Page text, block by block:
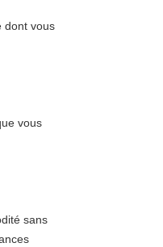
dont vous
vous
sans